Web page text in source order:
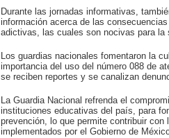
Durante las jornadas informativas,
información acerca de las
adictivas, las cuales son nocivas para la
Los guardias nacionales fomentaron la
importancia del uso del número 088 de
se reciben reportes y se canalizan
La Guardia Nacional refrenda el
instituciones educativas del país, para
prevención, lo que permite contribuir con
implementados por el Gobierno de